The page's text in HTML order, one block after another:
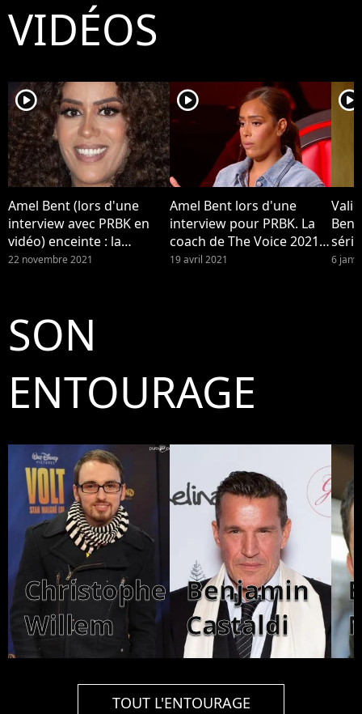
VIDÉOS
player2
Amel Bent (lors d'une
interview avec PRBK en
vidéo) enceinte : la
maman montre son baby
22 novembre 2021
player2
Amel Bent lors d'une
interview pour PRBK. La
coach de The Voice 2021 a
éliminé Jaja et Sonia : les
19 avril 2021
player2
6
SON
ENTOURAGE
Christophe
Willem
Benjamin
Castaldi
TOUT L'ENTOURAGE